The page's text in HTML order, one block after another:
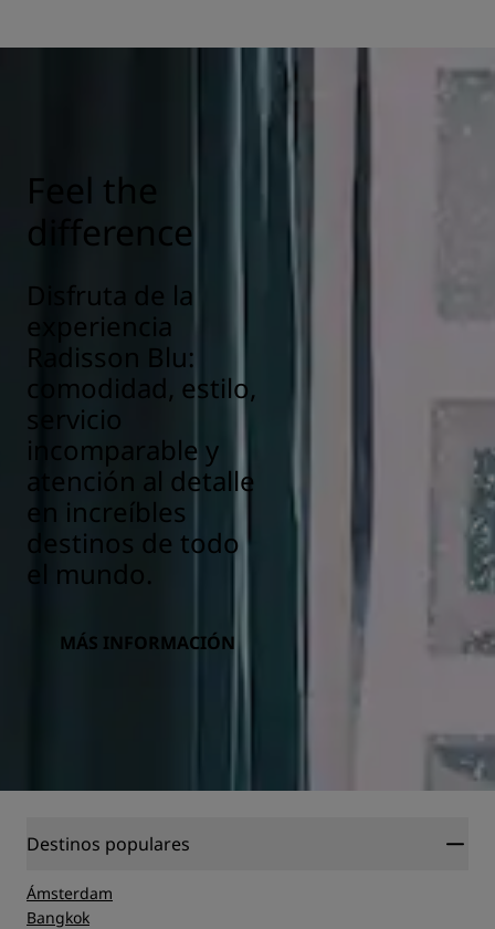
Feel the
difference
Disfruta de la
experiencia
Radisson Blu:
comodidad, estilo,
servicio
incomparable y
atención al detalle
en increíbles
destinos de todo
el mundo.
MÁS INFORMACIÓN
Destinos populares
Ámsterdam
Bangkok